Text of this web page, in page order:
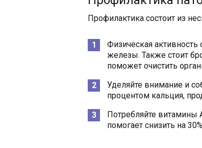
Профилактика состоит из
Физическая активность
железы. Также стоит
поможет очистить
Уделяйте внимание и
процентом кальция,
Потребляйте витамины
помогает снизить на